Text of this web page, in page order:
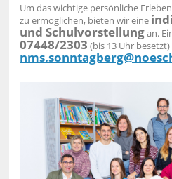
Um das wichtige persönliche
zu ermöglichen, bieten wir eine
und Schulvorstellungan.
07448/2303 (bis 13 Uhr